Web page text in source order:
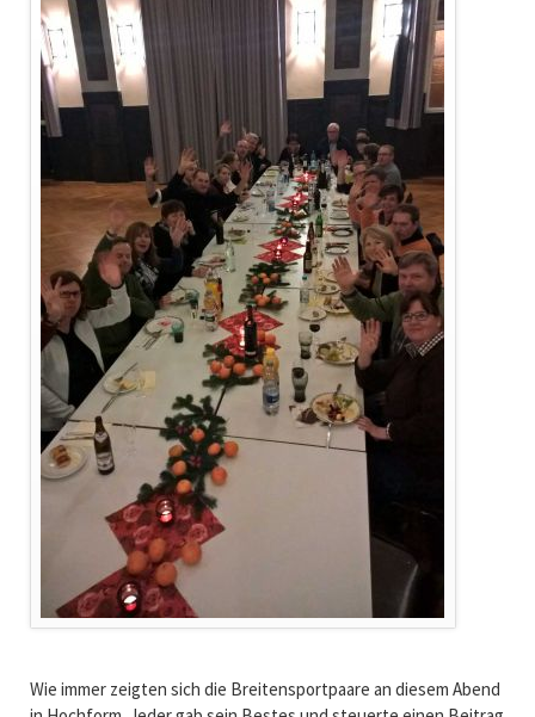
Wie immer zeigten sich die Breitensportpaare an diesem Abend